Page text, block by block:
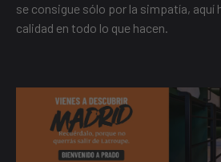
se consigue sólo por la simpatía, aquí
calidad en todo lo que hacen.